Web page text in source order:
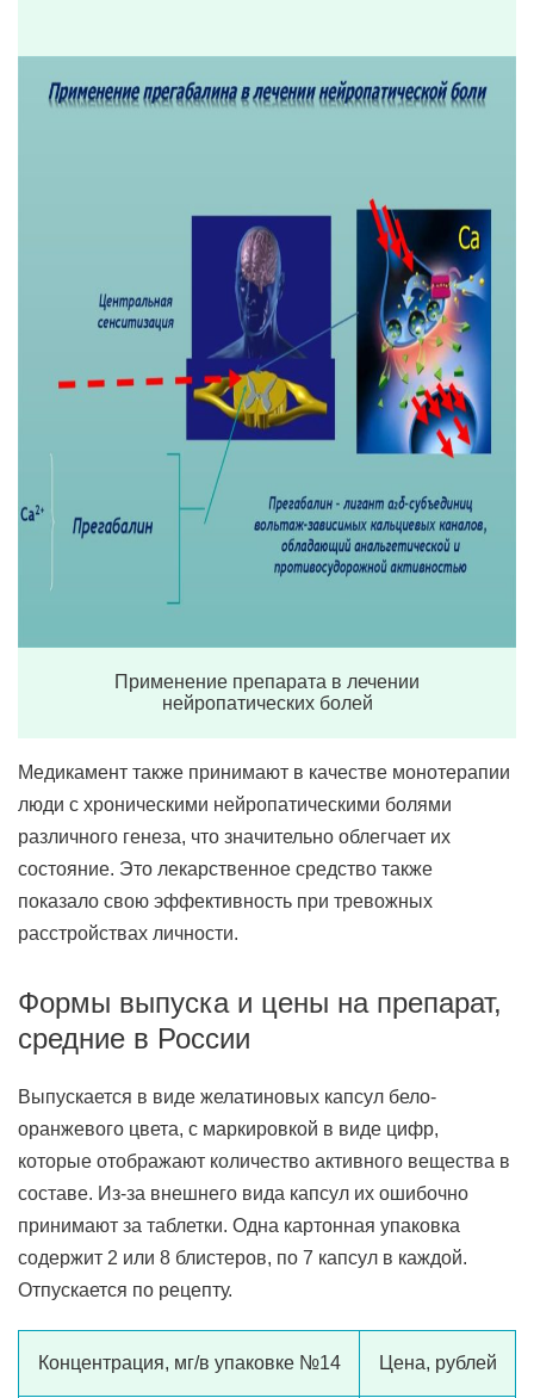
Применение препарата в лечении
нейропатических болей
Медикамент также принимают в качестве монотерапии
люди с хроническими нейропатическими болями
различного генеза, что значительно облегчает их
состояние. Это лекарственное средство также
показало свою эффективность при тревожных
расстройствах личности.
Формы выпуска и цены на препарат,
средние в России
Выпускается в виде желатиновых капсул бело-
оранжевого цвета, с маркировкой в виде цифр,
которые отображают количество активного вещества в
составе. Из-за внешнего вида капсул их ошибочно
принимают за таблетки. Одна картонная упаковка
содержит 2 или 8 блистеров, по 7 капсул в каждой.
Отпускается по рецепту.
Концентрация, мг/в упаковке №14 Цена, рублей